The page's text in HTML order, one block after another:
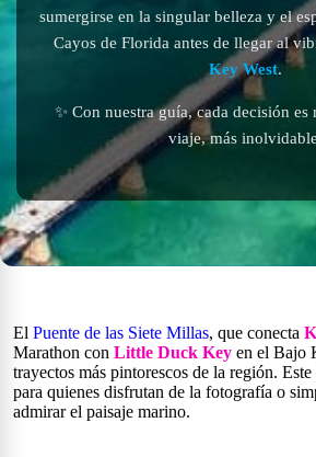
sumergirse en la singular belleza y el
Cayos de Florida antes de llegar al
Key West.
✨ Con nuestra guía, cada decisión
viaje, más
El Puente de las Siete Millas, que conecta
Marathon con Little Duck Key en el Bajo
trayectos más pintorescos de la región.
para quienes disfrutan de la fotografía o
admirar el paisaje marino.